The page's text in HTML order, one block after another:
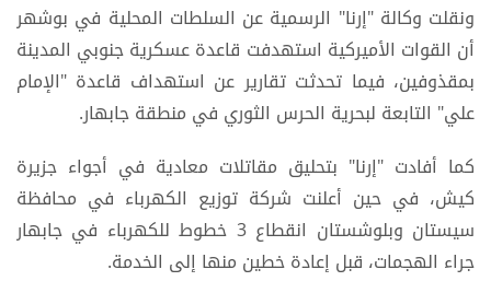
ونقلت وكالة "إرنا" الرسمية عن السلطات المحلية في بوشهر
أن القوات الأميركية استهدفت قاعدة عسكرية جنوبي المدينة
بمقذوفين، فيما تحدثت تقارير عن استهداف قاعدة "الإمام
علي" التابعة لبحرية الحرس الثوري في منطقة جابهار.
كما أفادت "إرنا" بتحليق مقاتلات معادية في أجواء جزيرة
كيش، في حين أعلنت شركة توزيع الكهرباء في محافظة
سيستان وبلوشستان انقطاع 3 خطوط للكهرباء في جابهار
جراء الهجمات، قبل إعادة خطين منها إلى الخدمة.